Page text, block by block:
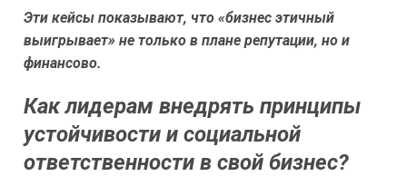
Эти кейсы показывают, что «бизнес этичный
выигрывает» не только в плане репутации, но и
финансово.
Как лидерам внедрять принципы
устойчивости и социальной
ответственности в свой бизнес?